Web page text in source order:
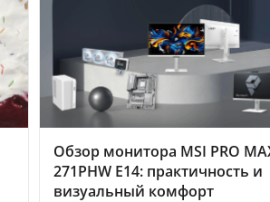
Обзор монитора MSI PRO
271PHW E14: практичность и
визуальный комфорт